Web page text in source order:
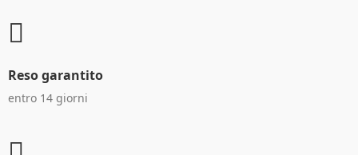
Reso garantito
entro 14 giorni